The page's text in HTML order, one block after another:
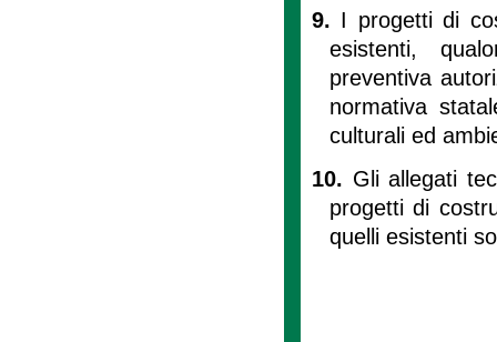
9. I progetti di
esistenti,
preventiva
normativa
culturali ed
10. Gli allegati
progetti di
quelli esistenti